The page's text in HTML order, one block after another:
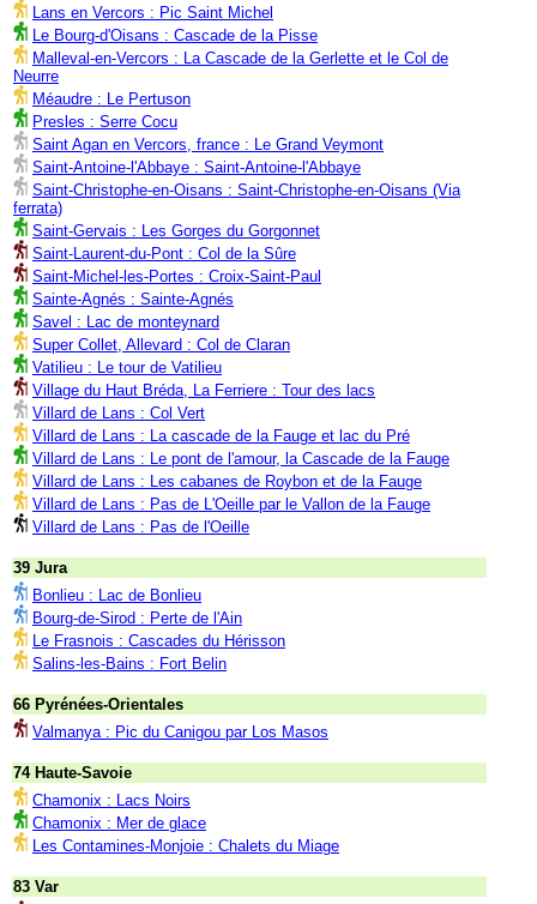
Lans en Vercors : Pic Saint Michel
Le Bourg-d'Oisans : Cascade de la Pisse
Malleval-en-Vercors : La Cascade de la Gerlette et le Col de
Neurre
Méaudre : Le Pertuson
Presles : Serre Cocu
Saint Agan en Vercors, france : Le Grand Veymont
Saint-Antoine-l'Abbaye : Saint-Antoine-l'Abbaye
Saint-Christophe-en-Oisans : Saint-Christophe-en-Oisans (Via
ferrata)
Saint-Gervais : Les Gorges du Gorgonnet
Saint-Laurent-du-Pont : Col de la Sûre
Saint-Michel-les-Portes : Croix-Saint-Paul
Sainte-Agnés : Sainte-Agnés
Savel : Lac de monteynard
Super Collet, Allevard : Col de Claran
Vatilieu : Le tour de Vatilieu
Village du Haut Bréda, La Ferriere : Tour des lacs
Villard de Lans : Col Vert
Villard de Lans : La cascade de la Fauge et lac du Pré
Villard de Lans : Le pont de l'amour, la Cascade de la Fauge
Villard de Lans : Les cabanes de Roybon et de la Fauge
Villard de Lans : Pas de L'Oeille par le Vallon de la Fauge
Villard de Lans : Pas de l'Oeille
39 Jura
Bonlieu : Lac de Bonlieu
Bourg-de-Sirod : Perte de l'Ain
Le Frasnois : Cascades du Hérisson
Salins-les-Bains : Fort Belin
66 Pyrénées-Orientales
Valmanya : Pic du Canigou par Los Masos
74 Haute-Savoie
Chamonix : Lacs Noirs
Chamonix : Mer de glace
Les Contamines-Monjoie : Chalets du Miage
83 Var